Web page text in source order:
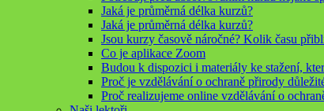
Jaká je průměrná délka kurzů?
Jaká je průměrná délka kurzů?
Jsou kurzy časově náročné? Kolik času
Co je aplikace Zoom
Budou k dispozici i materiály ke stažení,
Proč je vzdělávání o ochraně přirody
Proč realizujeme online vzdělávání o